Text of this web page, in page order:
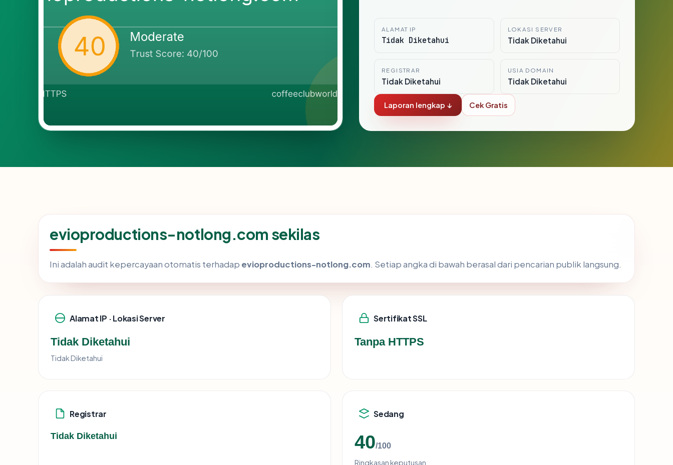
ALAMAT IP
Tidak Diketahui
LOKASI SERVER
Tidak Diketahui
REGISTRAR
Tidak Diketahui
USIA DOMAIN
Tidak Diketahui
Laporan lengkap ↓ Cek Gratis
evioproductions-notlong.com sekilas
Ini adalah audit kepercayaan otomatis terhadap evioproductions-notlong.com. Setiap angka di bawah berasal dari pencarian publik langsung.
Alamat IP · Lokasi Server
Tidak Diketahui
Tidak Diketahui
Sertifikat SSL
Tanpa HTTPS
Registrar
Tidak Diketahui
Sedang
40/100
Ringkasan keputusan